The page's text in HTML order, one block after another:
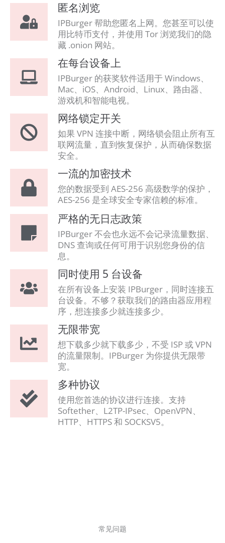
匿名浏览
IPBurger 帮助您匿名上网。您甚至可以使
用比特币支付，并使用 Tor 浏览我们的隐
藏 .onion 网站。
在每台设备上
IPBurger 的获奖软件适用于 Windows、
Mac、iOS、Android、Linux、路由器、
游戏机和智能电视。
网络锁定开关
如果 VPN 连接中断，网络锁会阻止所有互
联网流量，直到恢复保护，从而确保数据
安全。
一流的加密技术
您的数据受到 AES-256 高级数学的保护，
AES-256 是全球安全专家信赖的标准。
严格的无日志政策
IPBurger 不会也永远不会记录流量数据、
DNS 查询或任何可用于识别您身份的信
息。
同时使用 5 台设备
在所有设备上安装 IPBurger，同时连接五
台设备。不够？获取我们的路由器应用程
序，想连接多少就连接多少。
无限带宽
想下载多少就下载多少，不受 ISP 或 VPN
的流量限制。IPBurger 为你提供无限带
宽。
多种协议
使用您首选的协议进行连接。支持
Softether、L2TP-IPsec、OpenVPN、
HTTP、HTTPS 和 SOCKSV5。
常见问题